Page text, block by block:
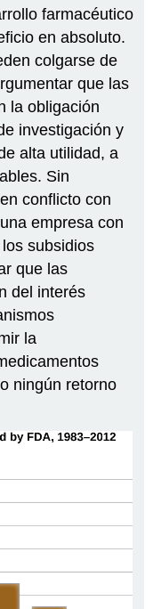
farmacéutico
en absoluto.
colgarse de
que las
la obligación
investigación y
alta utilidad, a
Sin
conflicto con
empresa con
subsidios
que las
del interés
la
ningún retorno